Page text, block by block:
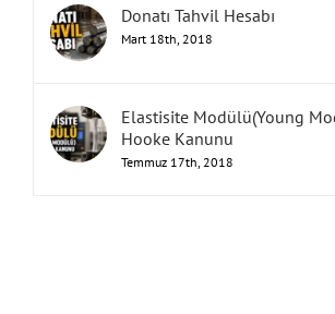
Donatı Tahvil Hesabı
Mart 18th, 2018
Elastisite Modülü(Young
Hooke Kanunu
Temmuz 17th, 2018